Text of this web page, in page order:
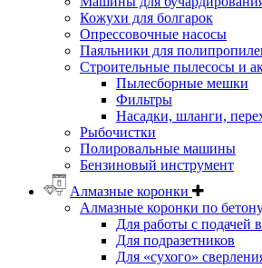
Кожухи для болгарок
Опрессовочные насосы
Паяльники для
Строительные пылесосы и
Пылесборные мешки
Фильтры
Насадки, шланги,
Рыбочистки
Полировальные машины
Бензиновый инструмент
Алмазные коронки
Алмазные коронки по
Для работы с подачей
Для подразетников
Для «сухого»